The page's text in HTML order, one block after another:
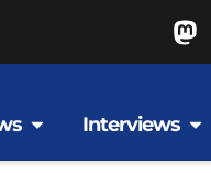
Interviews